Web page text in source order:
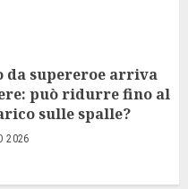
da supereroe arriva
può ridurre fino al
sulle spalle?
2026